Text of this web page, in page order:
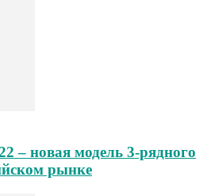
– новая модель 3-рядного
рынке